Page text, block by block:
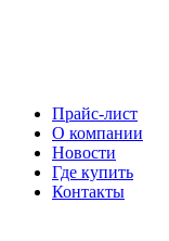
Прайс-лист
О компании
Новости
Где купить
Контакты